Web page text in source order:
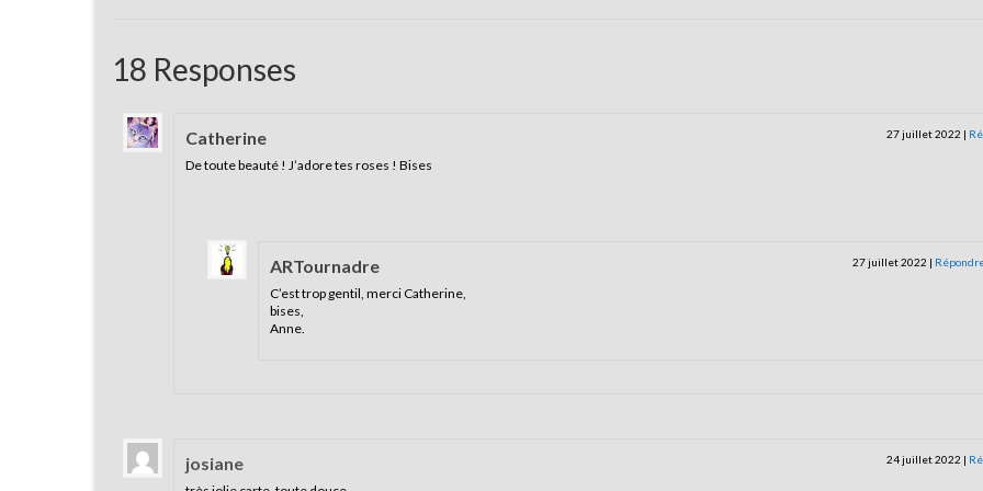
18 Responses
Catherine 27 juillet 2022 |
De toute beauté ! J’adore tes roses ! Bises
ARTournadre 27 juillet 2022 |
C’est trop gentil, merci Catherine,
bises,
Anne.
josiane 24 juillet 2022 |